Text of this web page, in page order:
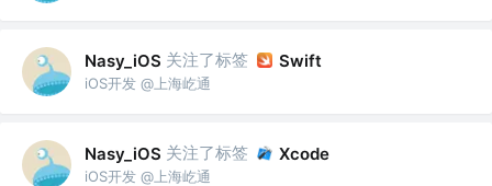
Nasy_iOS 关注了标签 Swift
iOS开发 @上海屹通
Nasy_iOS 关注了标签 Xcode
iOS开发 @上海屹通